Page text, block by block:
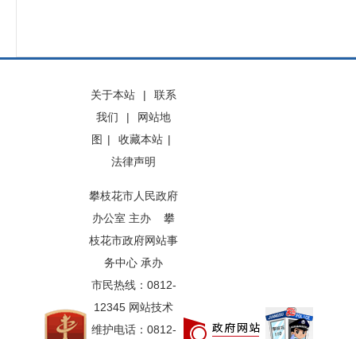
关于本站 |
联系
我们
|
网站地
图 | 收藏本站 |
法律声明
攀枝花市人民政府
办公室 主办 攀
枝花市政府网站事
务中心 承办
市民热线：0812-
12345 网站技术
维护电话：0812-